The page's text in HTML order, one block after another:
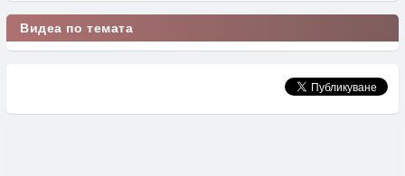
Видеа по темата